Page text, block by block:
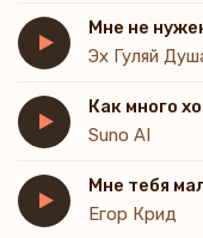
Что-то страсти
То ли водка
Подпоить хотел
Заварил бы кофе
Нас всегда девчата
Они лица штукатурят,
Любит прерии ковбой
Эх Гуляй
Suno AI
Егор Крид